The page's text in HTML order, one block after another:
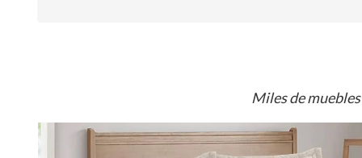
Miles de